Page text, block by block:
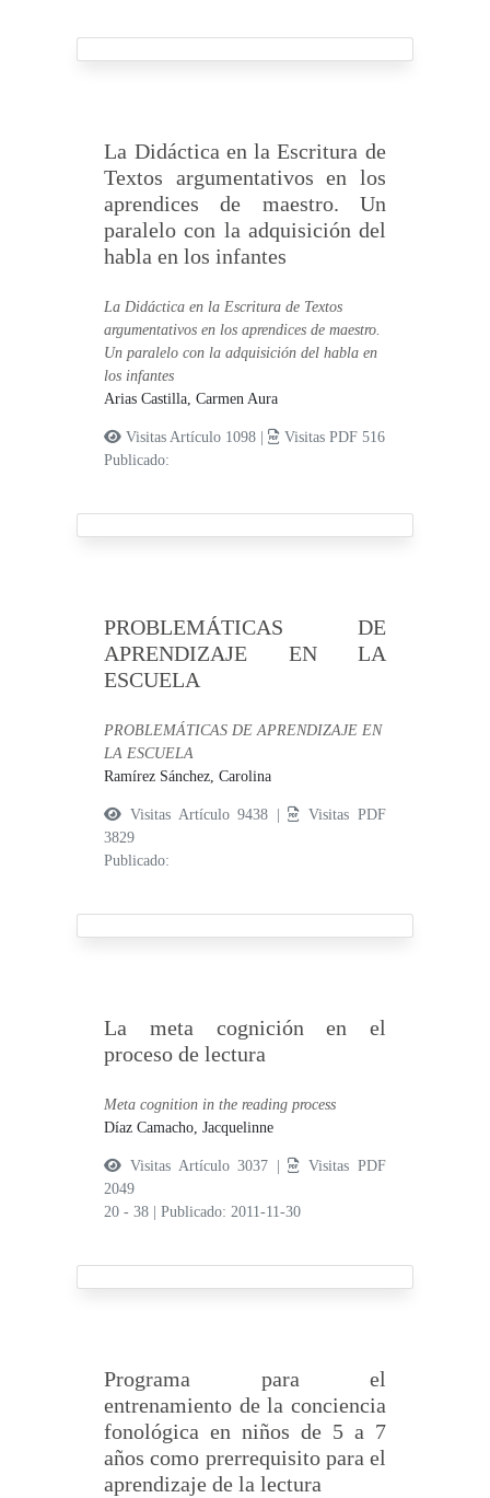
La Didáctica en la Escritura de
Textos argumentativos en los
aprendices de maestro. Un
paralelo con la adquisición del
habla en los infantes
La Didáctica en la Escritura de Textos
argumentativos en los aprendices de maestro.
Un paralelo con la adquisición del habla en
los infantes
Arias Castilla, Carmen Aura
Visitas Artículo 1098 |
Visitas PDF 516
Publicado:
PROBLEMÁTICAS DE
APRENDIZAJE EN LA
ESCUELA
PROBLEMÁTICAS DE APRENDIZAJE EN
LA ESCUELA
Ramírez Sánchez, Carolina
Visitas Artículo 9438 |
Visitas PDF
3829
Publicado:
La meta cognición en el
proceso de lectura
Meta cognition in the reading process
Díaz Camacho, Jacquelinne
Visitas Artículo 3037 |
Visitas PDF
2049
20 - 38
|Publicado: 2011-11-30
Programa para el
entrenamiento de la conciencia
fonológica en niños de 5 a 7
años como prerrequisito para el
aprendizaje de la lectura